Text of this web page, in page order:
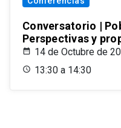
Conversatorio |
Perspectivas y
14 de Octubre de
13:30 a 14:30